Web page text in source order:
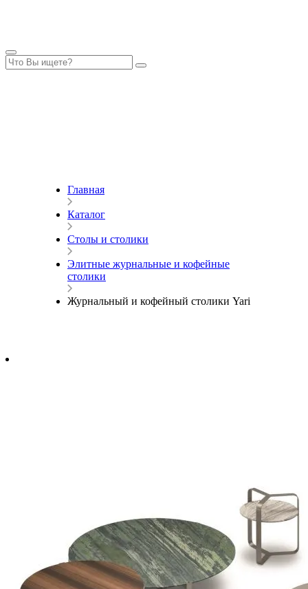
Главная
Каталог
Столы и столики
Элитные журнальные и кофейные
столики
Журнальный и кофейный столики Yari